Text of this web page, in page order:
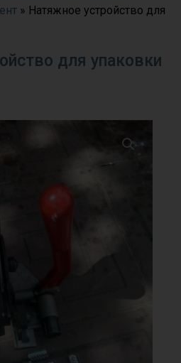
» Натяжное устройство для
для упаковки